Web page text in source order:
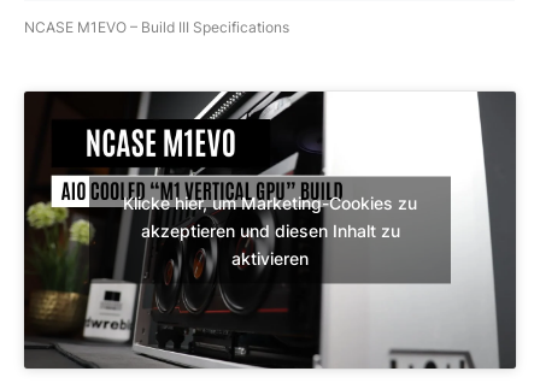
NCASE M1EVO – Build III Specifications
Klicke hier, um Marketing-Cookies zu
akzeptieren und diesen Inhalt zu
aktivieren